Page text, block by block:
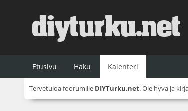
Etusivu Haku Kalenteri
Tervetuloa foorumille DIYTurku.net. Ole hyvä ja